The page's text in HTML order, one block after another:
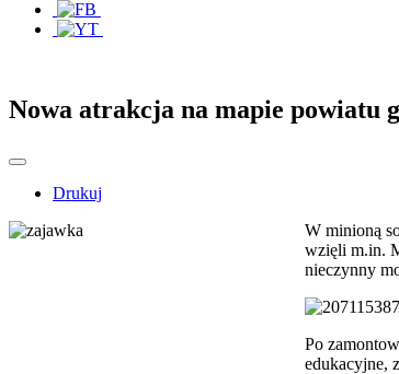
Nowa atrakcja na mapie powiatu
Drukuj
W minioną
wzięli m.in.
nieczynny
Po
edukacyjne,